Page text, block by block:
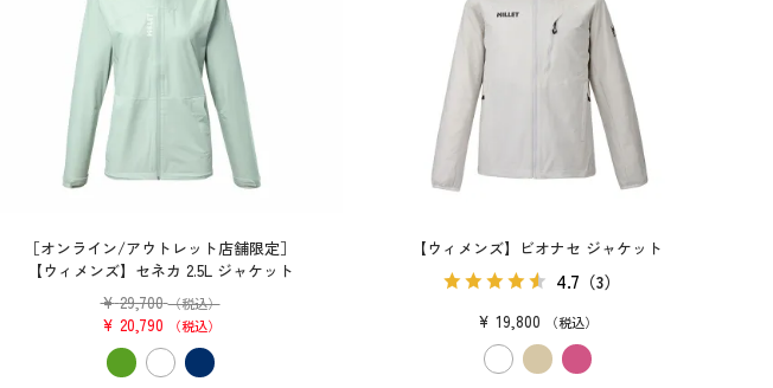
［オンライン/アウトレット店舗限定］
【ウィメンズ】セネカ 2.5L ジャケット
¥ 29,700 （税込）
¥ 20,790 税込
【ウィメンズ】ビオナセ ジャケット
4.7 （3）
¥ 19,800 税込